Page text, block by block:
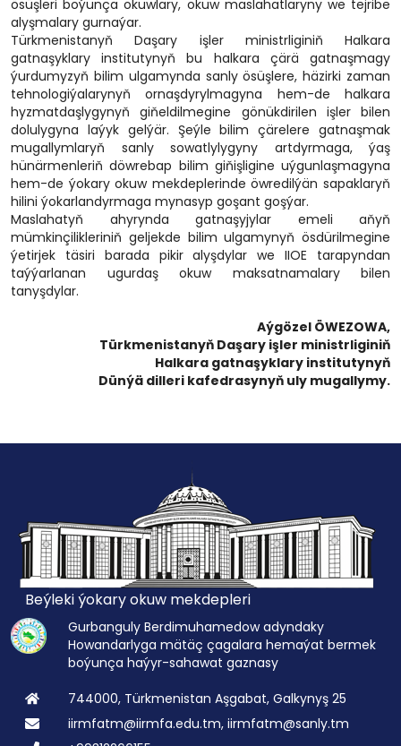
ösüşleri boýunça okuwlary, okuw maslahatlaryny we tejribe
alyşmalary gurnaýar.
Türkmenistanyň Daşary işler ministrliginiň Halkara
gatnaşyklary institutynyň bu halkara çärä gatnaşmagy
ýurdumyzyň bilim ulgamynda sanly ösüşlere, häzirki zaman
tehnologiýalarynyň ornaşdyrylmagyna hem-de halkara
hyzmatdaşlygynyň giňeldilmegine gönükdirilen işler bilen
dolulygyna laýyk gelýär. Şeýle bilim çärelere gatnaşmak
mugallymlaryň sanly sowatlylygyny artdyrmaga, ýaş
hünärmenleriň döwrebap bilim giňişligine uýgunlaşmagyna
hem-de ýokary okuw mekdeplerinde öwredilýän sapaklaryň
hilini ýokarlandyrmaga mynasyp goşant goşýar.
Maslahatyň ahyrynda gatnaşyjylar emeli aňyň
mümkinçilikleriniň geljekde bilim ulgamynyň ösdürilmegine
ýetirjek täsiri barada pikir alyşdylar we IIOE tarapyndan
taýýarlanan ugurdaş okuw maksatnamalary bilen
tanyşdylar.
Aýgözel ÖWEZOWA,
Türkmenistanyň Daşary işler ministrliginiň
Halkara gatnaşyklary institutynyň
Dünýä dilleri kafedrasynyň uly mugallymy.
Beýleki ýokary okuw mekdepleri
Gurbanguly Berdimuhamedow adyndaky
Howandarlyga mätäç çagalara hemaýat bermek
boýunça haýyr-sahawat gaznasy
744000, Türkmenistan Aşgabat, Galkynyş 25
iirmfatm@iirmfa.edu.tm, iirmfatm@sanly.tm